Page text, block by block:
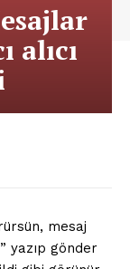
alıcı
mesaj
yazıp gönder